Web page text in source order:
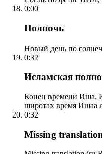
0:00
Полночь
0:32
Исламская
Конец времени Иша.
широтах время Ишаа
0:32
Missing